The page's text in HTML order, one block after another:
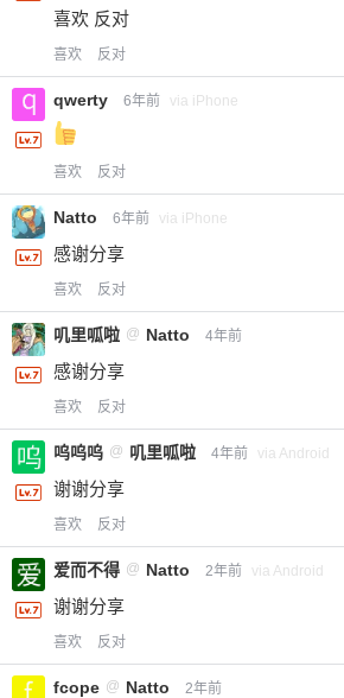
喜欢 反对
喜欢 反对
qwerty 6年前 via iPhone
喜欢 反对
Natto 6年前 via iPhone
感谢分享
喜欢 反对
叽里呱啦 @ Natto 4年前
感谢分享
喜欢 反对
呜呜呜 @ 叽里呱啦 4年前 via Android
谢谢分享
喜欢 反对
爱而不得 @ Natto 2年前 via Android
谢谢分享
喜欢 反对
fcope @ Natto 2年前